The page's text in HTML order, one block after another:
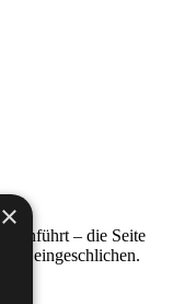
hinführt – die Seite
eingeschlichen.
×